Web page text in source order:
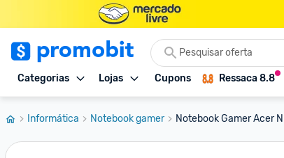
Categorias Lojas Cupons Ressaca 8.8
Informática Notebook gamer Notebook Gamer Acer